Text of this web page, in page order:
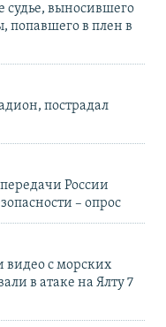
выносившего
попавшего в плен в
пострадал
России
– опрос
с морских
в атаке на Ялту 7